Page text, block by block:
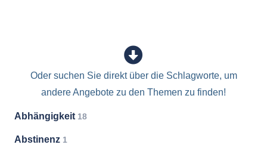
Oder suchen Sie direkt über die Schlagworte, um
andere Angebote zu den Themen zu finden!
Abhängigkeit 18
Abstinenz 1